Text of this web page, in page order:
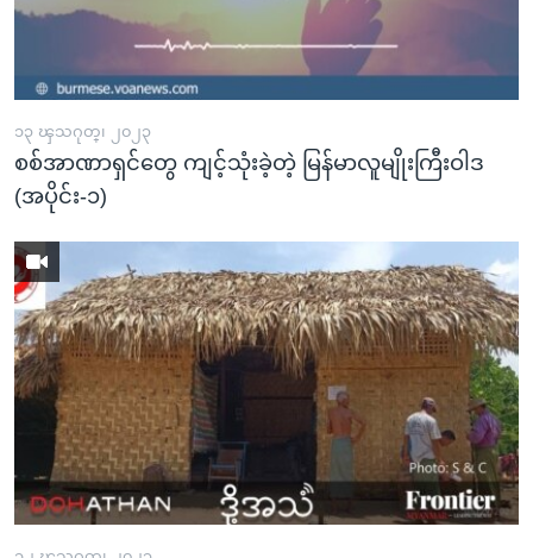
၁၃ ၾသဂုတ္၊ ၂၀၂၃
စစ်အာဏာရှင်တွေ ကျင့်သုံးခဲ့တဲ့ မြန်မာလူမျိုးကြီးဝါဒ
(အပိုင်း-၁)